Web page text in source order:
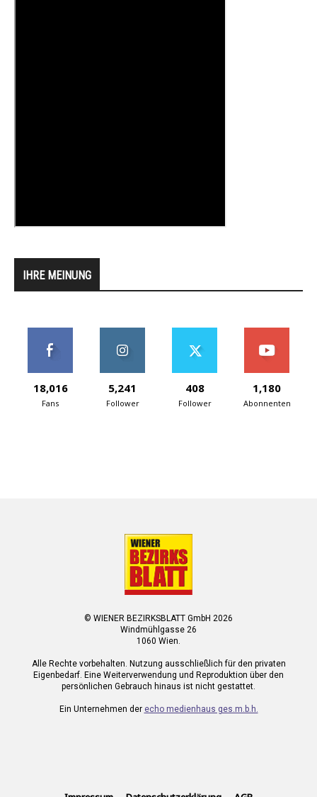
IHRE MEINUNG
18,016
Fans
5,241
Follower
408
Follower
1,180
Abonnenten
© WIENER BEZIRKSBLATT GmbH 2026
Windmühlgasse 26
1060 Wien.
Alle Rechte vorbehalten. Nutzung ausschließlich für den privaten
Eigenbedarf. Eine Weiterverwendung und Reproduktion über den
persönlichen Gebrauch hinaus ist nicht gestattet.
Ein Unternehmen der echo medienhaus ges.m.b.h.